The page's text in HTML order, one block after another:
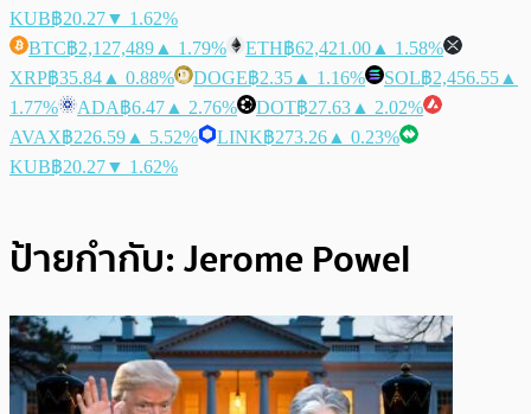
KUB฿20.27▼ 1.62%
BTC฿2,127,489 ▲ 1.79% ETH฿62,421.00 ▲ 1.58%
XRP฿35.84 ▲ 0.88% DOGE฿2.35 ▲ 1.16% SOL฿2,456.55 ▲
1.77%
ADA฿6.47 ▲ 2.76% DOT฿27.63 ▲ 2.02%
AVAX฿226.59 ▲ 5.52% LINK฿273.26 ▲ 0.23%
KUB฿20.27▼ 1.62%
ป้ายกำกับ:Jerome Powel